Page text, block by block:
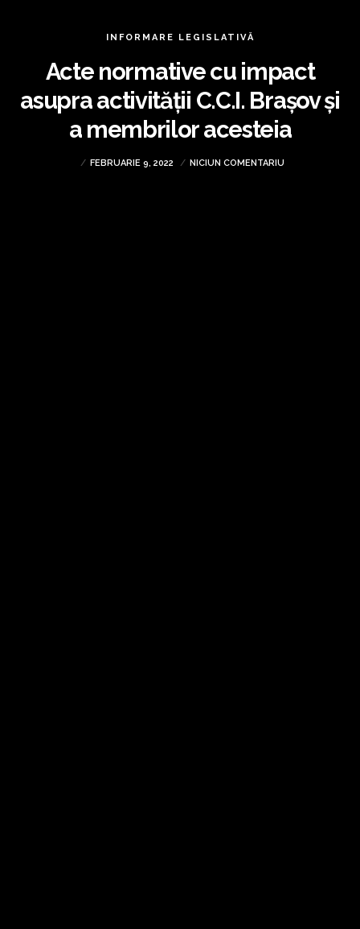
INFORMARE LEGISLATIVĂ
Acte normative cu impact
asupra activității C.C.I. Brașov și
a membrilor acesteia
FEBRUARIE 9, 2022 NICIUN COMENTARIU